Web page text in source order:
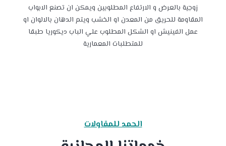
زوجية بالعرض و الارتفاع المطلوبين ويمكن ان تصنع الابواب
المقاومة للحريق من المعدن او الخشب ويتم الدهان بالالوان او
عمل الفينيش او الشكل المطلوب علي الباب ديكوريا طبقا
للمتطلبات المعمارية
الحمد للمقاولات